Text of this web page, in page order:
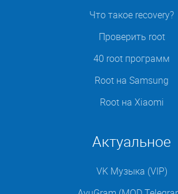
Что такое recovery?
Проверить root
40 root программ
Root на Samsung
Root на Xiaomi
Актуальное
VK Музыка (VIP)